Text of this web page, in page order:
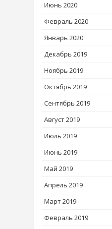
Июнь 2020
Февраль 2020
Январь 2020
Декабрь 2019
Ноябрь 2019
Октябрь 2019
Сентябрь 2019
Август 2019
Июль 2019
Июнь 2019
Май 2019
Апрель 2019
Март 2019
Февраль 2019